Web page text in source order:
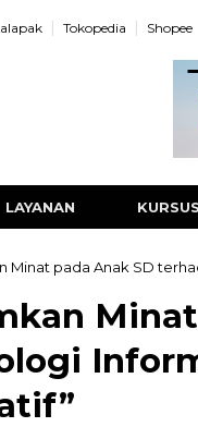
Tokopedia Shopee
LAYANAN KURSUS
Minat pada Anak SD